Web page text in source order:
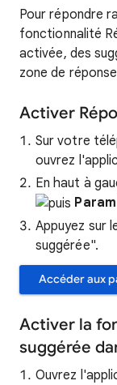
Pour répondre
fonctionnalité
activée, des
zone de
Activer
Sur votre
ouvrez
En haut à
Appuyez sur
suggérée".
Accéder aux
Activer la
suggérée
Ouvrez